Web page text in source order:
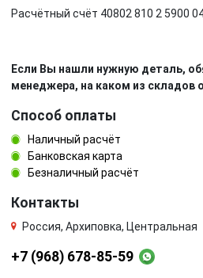
Расчётный счёт 40802 810 2 5900
Если Вы нашли нужную деталь,
менеджера, на каком из складов
Способ оплаты
Наличный расчёт
Банковская карта
Безналичный расчёт
Контакты
Россия, Архиповка, Центральная
+7 (968) 678-85-59